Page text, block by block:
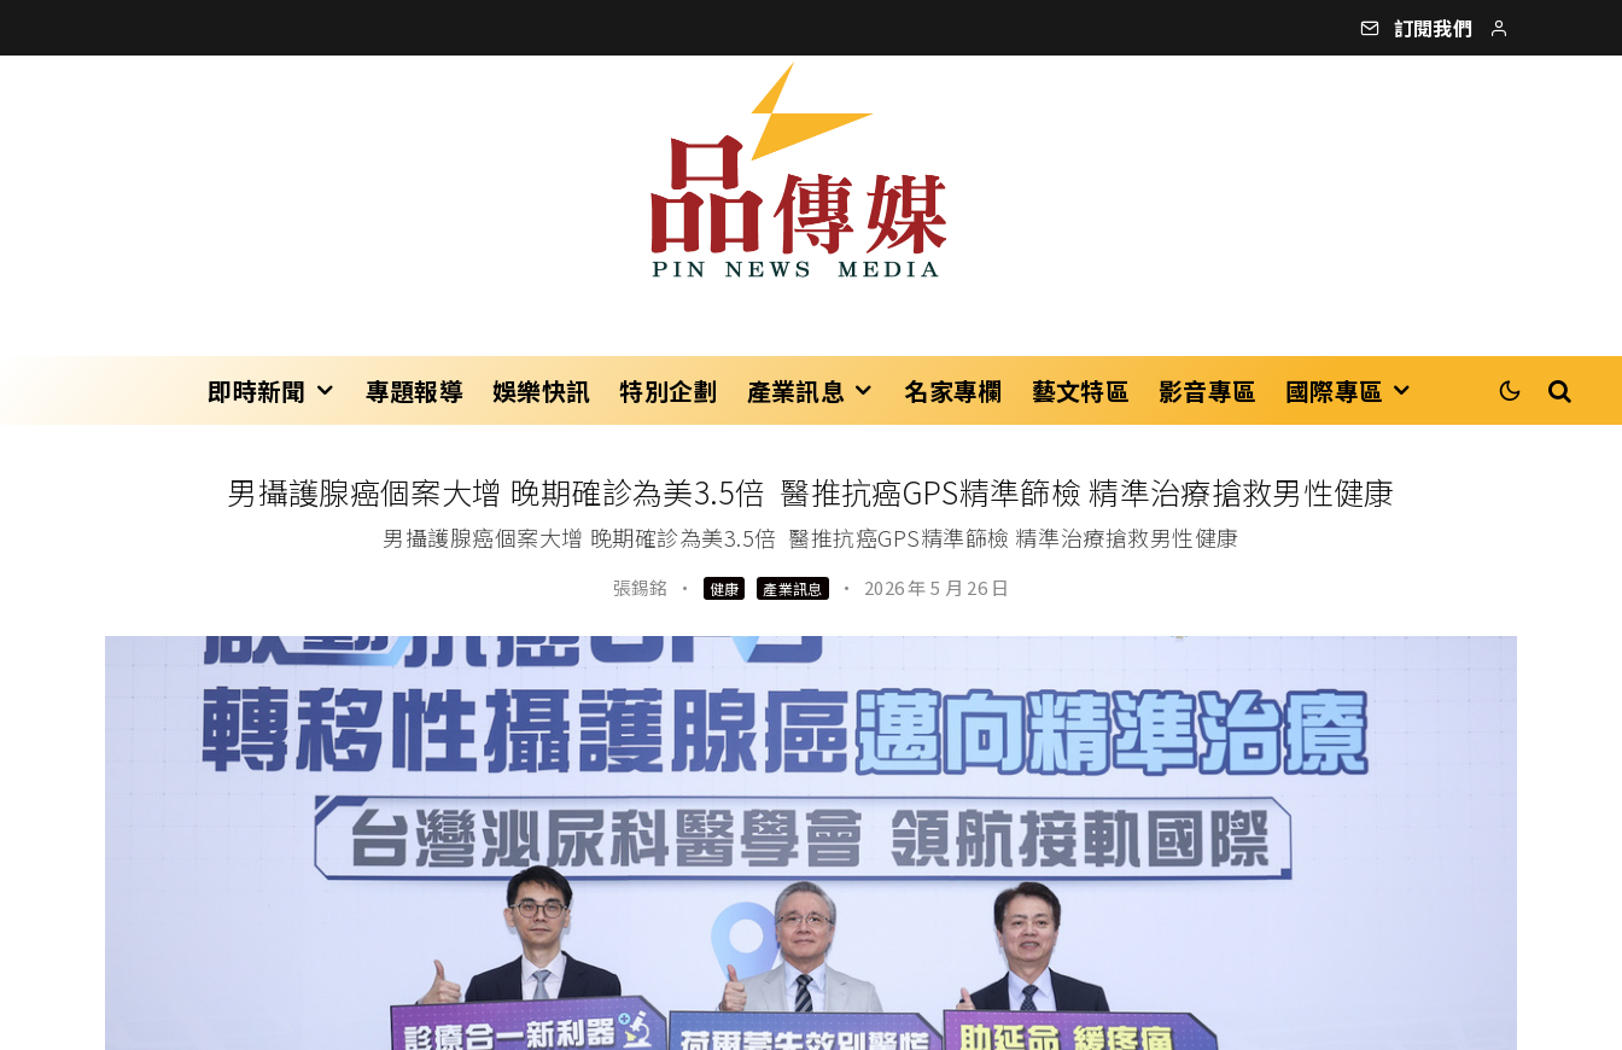
訂閱我們
即時新聞 專題報導 娛樂快訊 特別企劃 產業訊息 名家專欄 藝文特區 影音專區 國際專區
男攝護腺癌個案大增 晚期確診為美3.5倍 醫推抗癌GPS精準篩檢 精準治療搶救男性健康
男攝護腺癌個案大增 晚期確診為美3.5倍 醫推抗癌GPS精準篩檢 精準治療搶救男性健康
張錫銘 · 健康 產業訊息 · 2026 年 5 月 26 日